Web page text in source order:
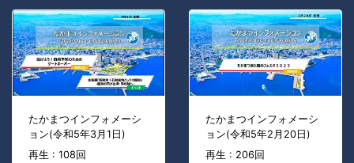
たかまつインフォメーシ
ョン(令和5年3月1日)
再生 : 108回
たかまつインフォメーシ
ョン(令和5年2月20日)
再生 : 206回